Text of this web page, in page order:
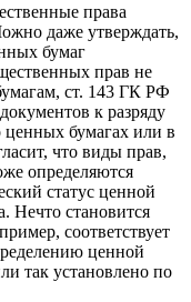
права
даже утверждать,
бумаг
прав не
ст. 143 ГК РФ
к разряду
ценных бумагах или в
что виды прав,
определяются
статус ценной
Нечто становится
соответствует
ценной
так установлено по